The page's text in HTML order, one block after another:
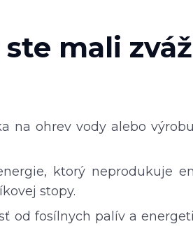
mali
na ohrev vody alebo
ktorý neprodukuje
stopy.
od fosílnych palív a